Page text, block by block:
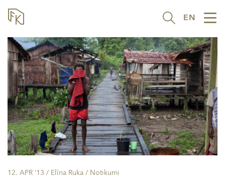
EN
12. APR ’13 / Elīna Ruka / Notikumi